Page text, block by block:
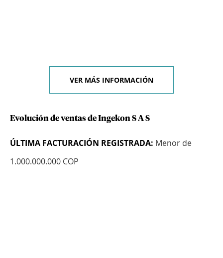
VER MÁS INFORMACIÓN
Evolución de ventas de Ingekon S A S
ÚLTIMA FACTURACIÓN REGISTRADA: Menor de
1.000.000.000 COP